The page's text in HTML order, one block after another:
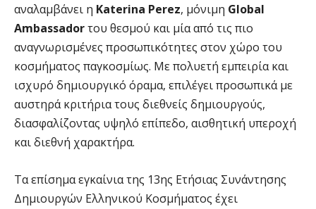
αναλαμβάνει η Katerina Perez, μόνιμη Global
Ambassadorτου θεσμού και μία από τις πιο
αναγνωρισμένες προσωπικότητες στον χώρο του
κοσμήματος παγκοσμίως. Με πολυετή εμπειρία και
ισχυρό δημιουργικό όραμα, επιλέγει προσωπικά με
αυστηρά κριτήρια τους διεθνείς δημιουργούς,
διασφαλίζοντας υψηλό επίπεδο, αισθητική υπεροχή
και διεθνή χαρακτήρα.
Τα επίσημα εγκαίνια της 13ης Ετήσιας Συνάντησης
Δημιουργών Ελληνικού Κοσμήματος έχει